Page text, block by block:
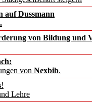
auf Dussmann
von Bildung und
von Nexbib.
!
Lehre
–